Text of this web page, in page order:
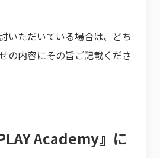
いただいている場合は、どち
の内容にその旨ご記載くださ
Academy』に